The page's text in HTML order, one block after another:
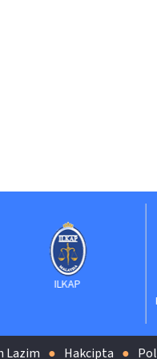
ILKAP
Lazim Hakcipta